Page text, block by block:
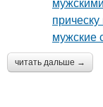
читать дальше →